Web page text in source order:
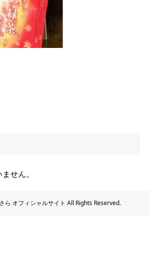
せん。
ら オフィシャルサイト All Rights Reserved.